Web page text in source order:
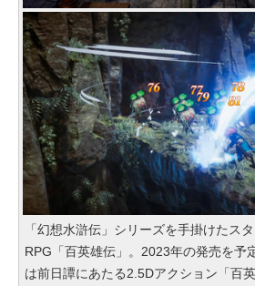
「幻想水滸伝」シリーズを手掛けたス
RPG「百英雄伝」。2023年の発売を予
は前日譚にあたる2.5Dアクション「百